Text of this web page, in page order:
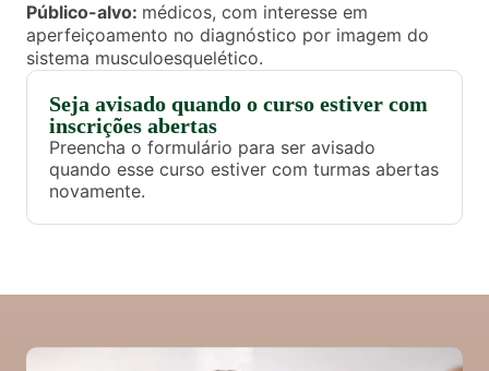
Público-alvo: médicos, com interesse em
aperfeiçoamento no diagnóstico por imagem do
sistema musculoesquelético.
Seja avisado quando o curso estiver com
inscrições abertas
Preencha o formulário para ser avisado
quando esse curso estiver com turmas abertas
novamente.